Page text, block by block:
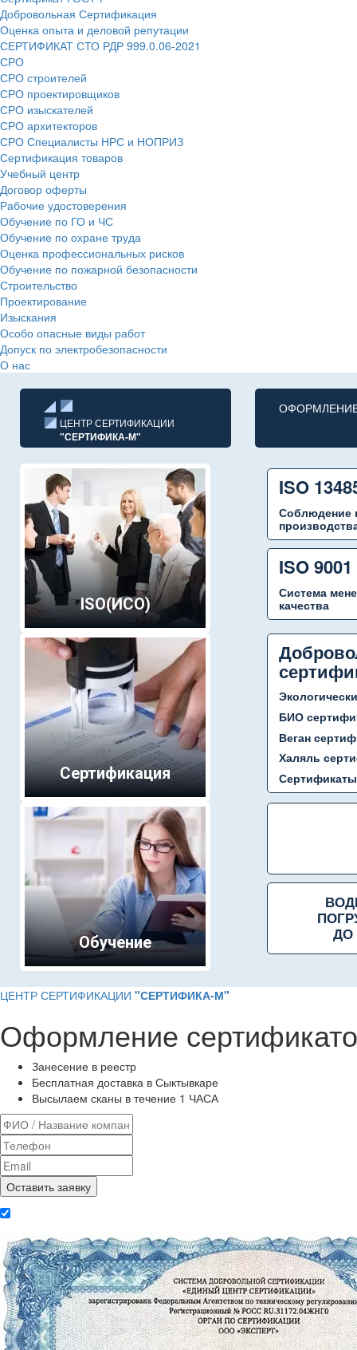
Добровольная Сертификация
Оценка опыта и деловой репутации
СЕРТИФИКАТ СТО РДР 999.0.06-2021
СРО
СРО строителей
СРО проектировщиков
СРО изыскателей
СРО архитекторов
СРО Специалисты НРС и НОПРИЗ
Сертификация товаров
Учебный центр
Договор оферты
Рабочие удостоверения
Обучение по ГО и ЧС
Обучение по охране труда
Оценка профессиональных рисков
Обучение по пожарной безопасности
Строительство
Проектирование
Изыскания
Особо опасные виды работ
Допуск по электробезопасности
О нас
ЦЕНТР СЕРТИФИКАЦИИ
"СЕРТИФИКА-М"
ОФОРМЛЕНИЕ
ISO(ИСО)
ISO
Соблюдение
ISO 9001
Система
качества
Сертификация
БИО
Веган
Халяль
Обучение
ДО
ЦЕНТР СЕРТИФИКАЦИИ "СЕРТИФИКА-М"
Оформление
Занесение в реестр
Бесплатная доставка в Сыктывкаре
Высылаем сканы в течение 1 ЧАСА